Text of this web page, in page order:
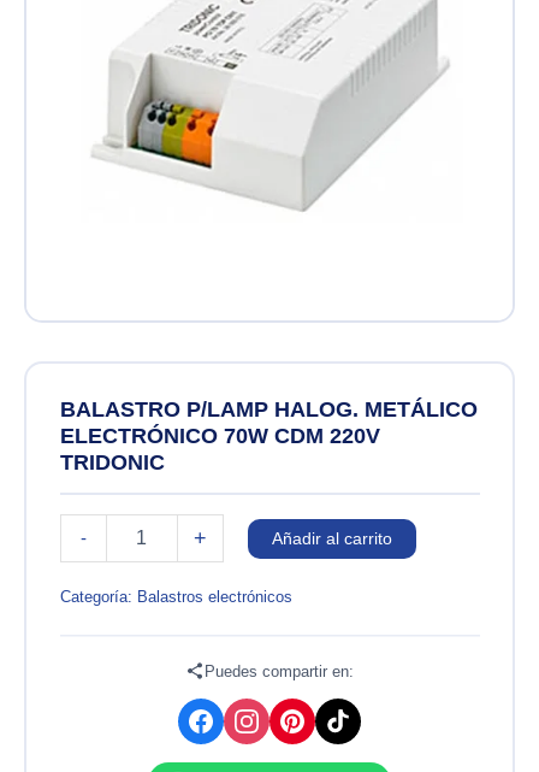
BALASTRO P/LAMP HALOG. METÁLICO
ELECTRÓNICO 70W CDM 220V
TRIDONIC
-
BALASTRO
METÁLICO
+ Añadir al carrito
Categoría: Balastros electrónicos
Puedes compartir en: